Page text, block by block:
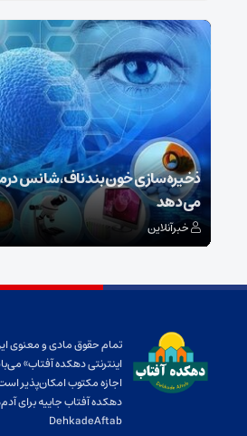
ذخیره‌سازی خون بند ناف، شانس
می‌دهد
خبرآنلاین
تمام حقوق مادی و معنوی
اینترنتی دهکده آفتاب»
اجازه مکتوب امکان‌پذیر
دهکده آفتاب جاییه برای
DehkadeAftab